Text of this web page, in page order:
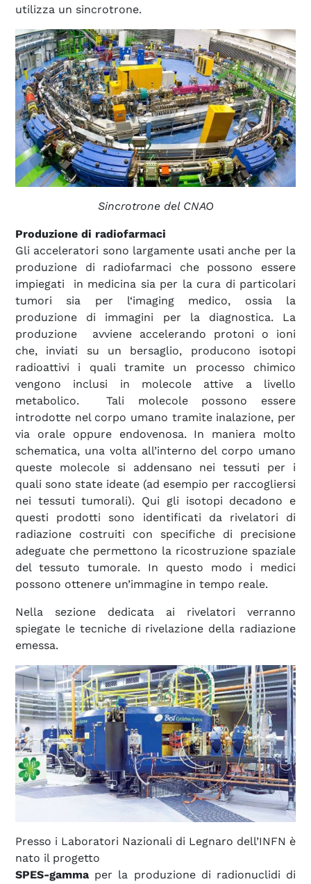
utilizza un sincrotrone.
Sincrotrone del CNAO
Produzione di radiofarmaci
Gli acceleratori sono largamente usati anche per la
produzione di radiofarmaci che possono essere
impiegati in medicina sia per la cura di particolari
tumori sia per l‘imaging medico, ossia la
produzione di immagini per la diagnostica. La
produzione avviene accelerando protoni o ioni
che, inviati su un bersaglio, producono isotopi
radioattivi i quali tramite un processo chimico
vengono inclusi in molecole attive a livello
metabolico. Tali molecole possono essere
introdotte nel corpo umano tramite inalazione, per
via orale oppure endovenosa. In maniera molto
schematica, una volta all’interno del corpo umano
queste molecole si addensano nei tessuti per i
quali sono state ideate (ad esempio per raccogliersi
nei tessuti tumorali). Qui gli isotopi decadono e
questi prodotti sono identificati da rivelatori di
radiazione costruiti con specifiche di precisione
adeguate che permettono la ricostruzione spaziale
del tessuto tumorale. In questo modo i medici
possono ottenere un’immagine in tempo reale.
Nella sezione dedicata ai rivelatori verranno
spiegate le tecniche di rivelazione della radiazione
emessa.
Presso i Laboratori Nazionali di Legnaro dell’INFN è
nato il progetto
SPES-gamma per la produzione di radionuclidi di